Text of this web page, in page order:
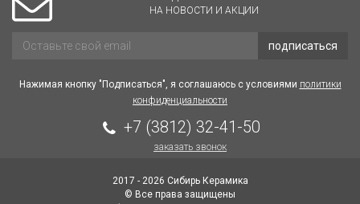
НА НОВОСТИ И АКЦИИ
подписаться
Нажимая кнопку "Подписаться", я соглашаюсь с условиями политики
конфиденциальности
+7 (3812) 32-41-50
заказать звонок
2017 - 2026 Сибирь Керамика
© Все права защищены